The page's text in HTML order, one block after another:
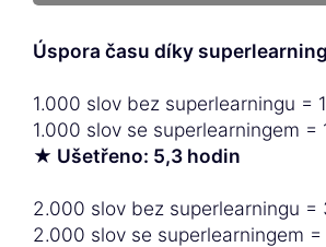
Úspora času díky
1.000 slov bez superlearningu =
1.000 slov se superlearningem =
★ Ušetřeno: 5,3 hodin
2.000 slov bez superlearningu =
2.000 slov se superlearningem